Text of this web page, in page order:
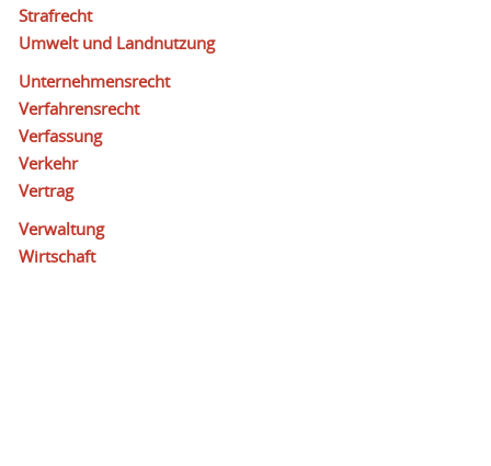
Strafrecht
Umwelt und Landnutzung
Unternehmensrecht
Verfahrensrecht
Verfassung
Verkehr
Vertrag
Verwaltung
Wirtschaft